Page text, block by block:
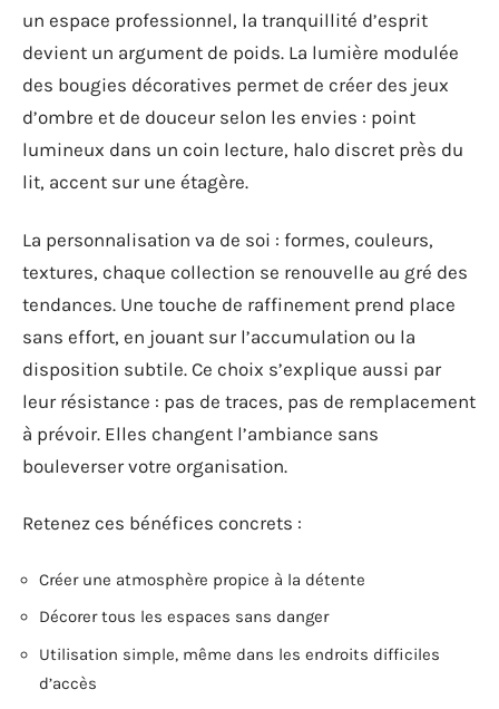
un espace professionnel, la tranquillité d’esprit
devient un argument de poids. La lumière modulée
des bougies décoratives permet de créer des jeux
d’ombre et de douceur selon les envies : point
lumineux dans un coin lecture, halo discret près du
lit, accent sur une étagère.
La personnalisation va de soi : formes, couleurs,
textures, chaque collection se renouvelle au gré des
tendances. Une touche de raffinement prend place
sans effort, en jouant sur l’accumulation ou la
disposition subtile. Ce choix s’explique aussi par
leur résistance : pas de traces, pas de remplacement
à prévoir. Elles changent l’ambiance sans
bouleverser votre organisation.
Retenez ces bénéfices concrets :
Créer une atmosphère propice à la détente
Décorer tous les espaces sans danger
Utilisation simple, même dans les endroits difficiles
d’accès